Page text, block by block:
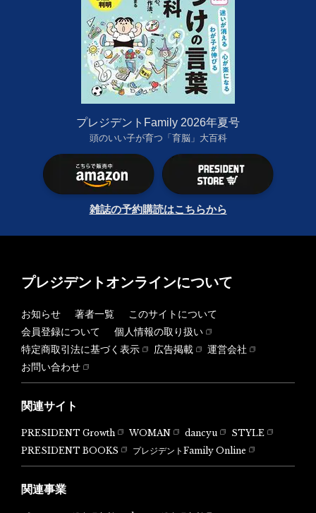
プレジデントFamily 2026年夏号
頭のいい子が育つ「育脳」大百科
雑誌の予約購読はこちらから
プレジデントオンラインについて
お知らせ 著者一覧
このサイトについて
会員登録について
個人情報の取り扱い
特定商取引法に基づく表示
広告掲載
運営会社
お問い合わせ
関連サイト
PRESIDENT Growth WOMAN dancyu
STYLE
PRESIDENT BOOKS
プレジデントFamily Online
関連事業